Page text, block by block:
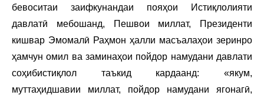
бевоситаи заифкунандаи пояҳои Истиқлолияти
давлатӣ мебошанд, Пешвои миллат, Президенти
кишвар Эмомалӣ Раҳмон ҳалли масъалаҳои зеринро
ҳамчун омил ва заминаҳои пойдор намудани давлати
соҳибистиқлол таъкид кардаанд: «якум,
муттаҳидшавии миллат, пойдор намудани ягонагӣ,